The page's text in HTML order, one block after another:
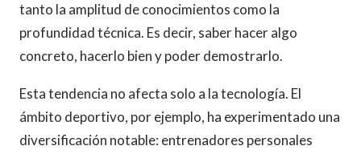
tanto la amplitud de conocimientos como la
profundidad técnica. Es decir, saber hacer algo
concreto, hacerlo bien y poder demostrarlo.
Esta tendencia no afecta solo a la tecnología. El
ámbito deportivo, por ejemplo, ha experimentado una
diversificación notable: entrenadores personales